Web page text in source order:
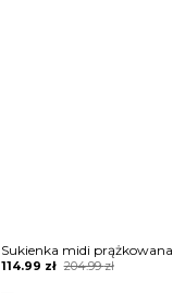
Sukienka midi prążkowana
204.99zł
Original
114.99 zł
Current